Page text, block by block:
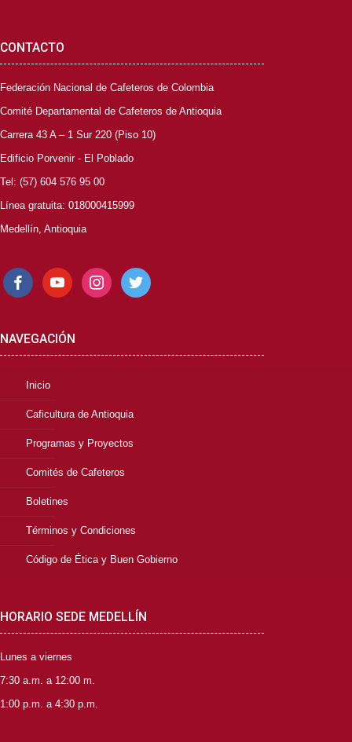
CONTACTO
Federación Nacional de Cafeteros de Colombia
Comité Departamental de Cafeteros de Antioquia
Carrera 43 A – 1 Sur 220 (Piso 10)
Edificio Porvenir - El Poblado
Tel: (57) 604 576 95 00
Línea gratuita: 018000415999
Medellín, Antioquia
facebookyoutube instagramtwitter
NAVEGACIÓN
Inicio
Caficultura de Antioquia
Programas y Proyectos
Comités de Cafeteros
Boletines
Términos y Condiciones
Código de Ética y Buen Gobierno
HORARIO SEDE MEDELLÍN
Lunes a viernes
7:30 a.m. a 12:00 m.
1:00 p.m. a 4:30 p.m.